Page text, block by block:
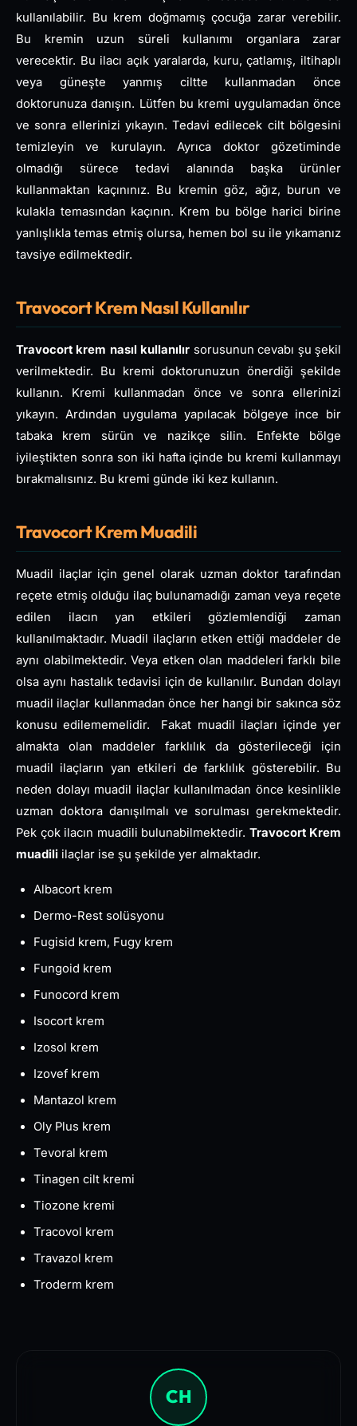
kullanılabilir. Bu krem ​​doğmamış çocuğa zarar verebilir.
Bu kremin uzun süreli kullanımı organlara zarar
verecektir. Bu ilacı açık yaralarda, kuru, çatlamış, iltihaplı
veya güneşte yanmış ciltte kullanmadan önce
doktorunuza danışın. Lütfen bu kremi uygulamadan önce
ve sonra ellerinizi yıkayın. Tedavi edilecek cilt bölgesini
temizleyin ve kurulayın. Ayrıca doktor gözetiminde
olmadığı sürece tedavi alanında başka ürünler
kullanmaktan kaçınınız. Bu kremin göz, ağız, burun ve
kulakla temasından kaçının. Krem bu bölge harici birine
yanlışlıkla temas etmiş olursa, hemen bol su ile yıkamanız
tavsiye edilmektedir.
Travocort Krem Nasıl Kullanılır
Travocort krem nasıl kullanılır sorusunun cevabı şu şekil
verilmektedir. Bu kremi doktorunuzun önerdiği şekilde
kullanın. Kremi kullanmadan önce ve sonra ellerinizi
yıkayın. Ardından uygulama yapılacak bölgeye ince bir
tabaka krem ​​sürün ve nazikçe silin. Enfekte bölge
iyileştikten sonra son iki hafta içinde bu kremi kullanmayı
bırakmalısınız. Bu kremi günde iki kez kullanın.
Travocort Krem Muadili
Muadil ilaçlar için genel olarak uzman doktor tarafından
reçete etmiş olduğu ilaç bulunamadığı zaman veya reçete
edilen ilacın yan etkileri gözlemlendiği zaman
kullanılmaktadır. Muadil ilaçların etken ettiği maddeler de
aynı olabilmektedir. Veya etken olan maddeleri farklı bile
olsa aynı hastalık tedavisi için de kullanılır. Bundan dolayı
muadil ilaçlar kullanmadan önce her hangi bir sakınca söz
konusu edilememelidir. Fakat muadil ilaçları içinde yer
almakta olan maddeler farklılık da gösterileceği için
muadil ilaçların yan etkileri de farklılık gösterebilir. Bu
neden dolayı muadil ilaçlar kullanılmadan önce kesinlikle
uzman doktora danışılmalı ve sorulması gerekmektedir.
Pek çok ilacın muadili bulunabilmektedir. Travocort Krem
muadili ilaçlar ise şu şekilde yer almaktadır.
Albacort krem
Dermo-Rest solüsyonu
Fugisid krem, Fugy krem
Fungoid krem
Funocord krem
Isocort krem
Izosol krem
Izovef krem
Mantazol krem
Oly Plus krem
Tevoral krem
Tinagen cilt kremi
Tiozone kremi
Tracovol krem
Travazol krem
Troderm krem ​​
CH